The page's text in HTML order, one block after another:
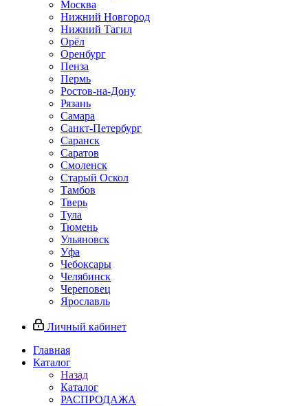
Москва
Нижний Новгород
Нижний Тагил
Орёл
Оренбург
Пенза
Пермь
Ростов‑на‑Дону
Рязань
Самара
Санкт‑Петербург
Саранск
Саратов
Смоленск
Старый Оскол
Тамбов
Тверь
Тула
Тюмень
Ульяновск
Уфа
Чебоксары
Челябинск
Череповец
Ярославль
Личный кабинет
Главная
Каталог
Назад
Каталог
РАСПРОДАЖА